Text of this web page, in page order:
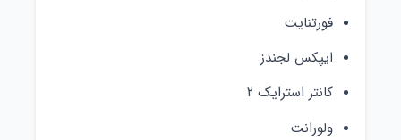
فورتنایت
ایپکس لجندز
کانتر استرایک ۲
ولورانت